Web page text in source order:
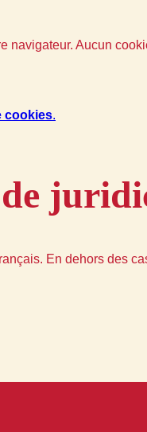
navigateur. Aucun
cookies.
En dehors des